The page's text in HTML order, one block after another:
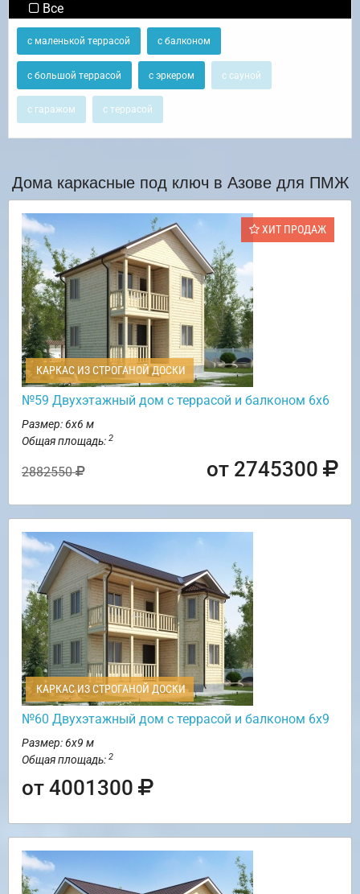
Все
с маленькой террасой с балконом
с большой террасой с эркером с сауной
с гаражом с террасой
Дома каркасные под ключ в Азове для ПМЖ
ХИТ ПРОДАЖ
КАРКАС ИЗ СТРОГАНОЙ ДОСКИ
№59 Двухэтажный дом с террасой и балконом 6х6
Размер: 6х6 м
Общая площадь: 2
2882550 от 2745300
КАРКАС ИЗ СТРОГАНОЙ ДОСКИ
№60 Двухэтажный дом с террасой и балконом 6х9
Размер: 6х9 м
Общая площадь: 2
от 4001300